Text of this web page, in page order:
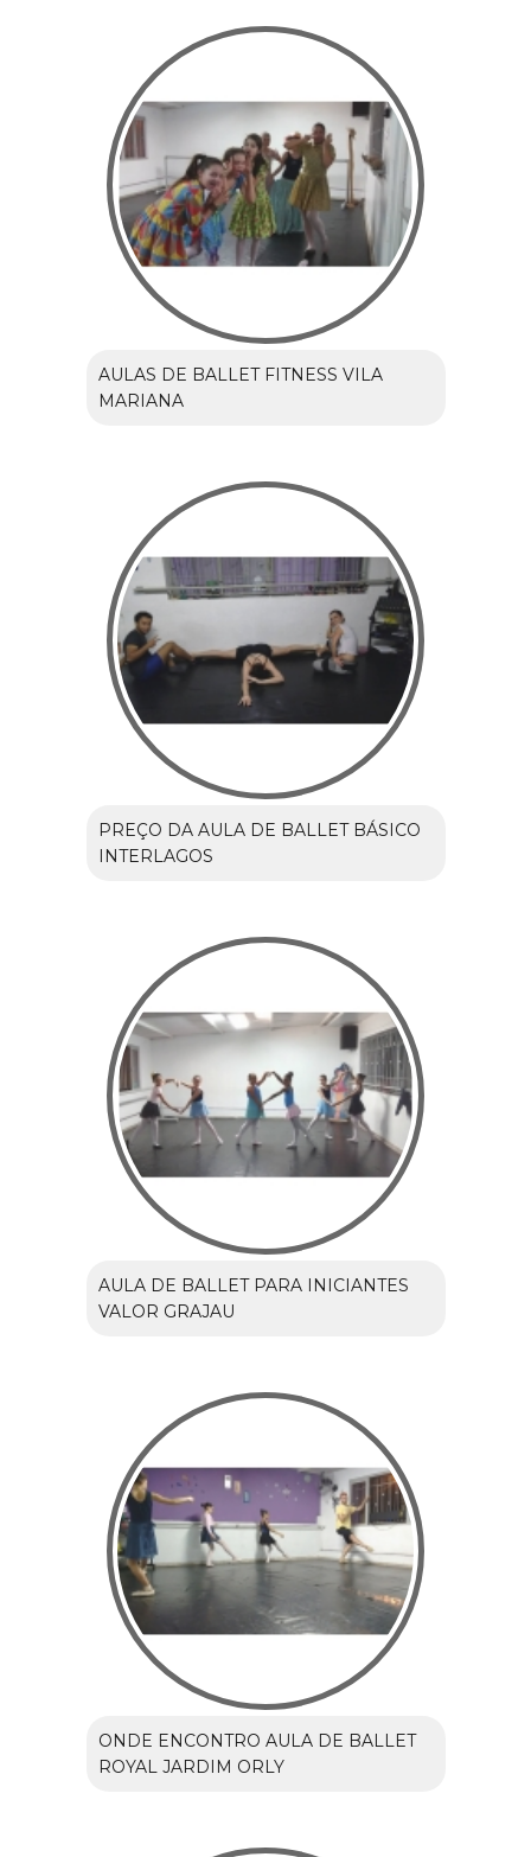
AULAS DE BALLET FITNESS VILA
MARIANA
PREÇO DA AULA DE BALLET BÁSICO
INTERLAGOS
AULA DE BALLET PARA INICIANTES
VALOR GRAJAU
ONDE ENCONTRO AULA DE BALLET
ROYAL JARDIM ORLY